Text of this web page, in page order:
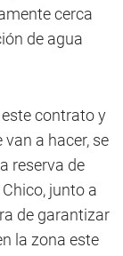
cerca
de agua
contrato y
a hacer, se
reserva de
junto a
de garantizar
la zona este